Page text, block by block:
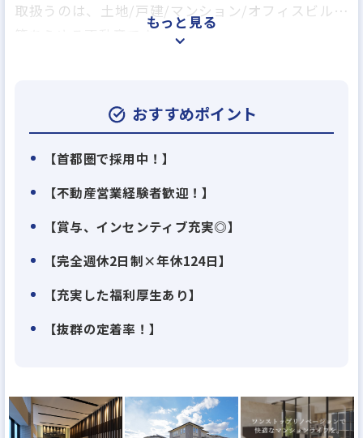
取扱うのは、土地/戸建/マンション/オフィスビル…
等あらゆる不動産です。
関西を中心に地域密着を大切にすることでお客様か
今後の事業拡大及び拠点展開を見据えた増員採用で
す。ぜひ力を貸してください。
マンション」において、２年連続の総合第１位を獲
得いたしました！★
ち全ての項目において１位を獲得いたしました。
近鉄の仲介は全国５０店舗を超えるの幅広いネット
もっと見る
おすすめポイント
【首都圏で採用中！】
【不動産営業経験者歓迎！】
【賞与、インセンティブ充実◎】
【完全週休2日制×年休124日】
【充実した福利厚生あり】
【抜群の定着率！】